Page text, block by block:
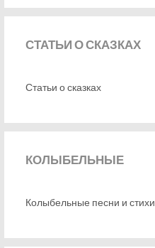
СТАТЬИО СКАЗКАХ
Статьи о сказках
КОЛЫБЕЛЬНЫЕ
Колыбельные песни и стихи